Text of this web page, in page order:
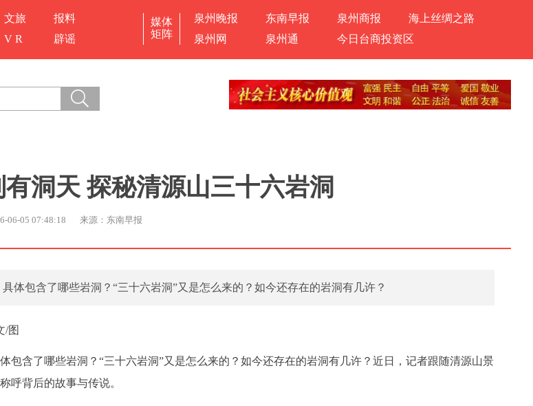
文旅
报料
V R 辟谣
媒体
矩阵
泉州晚报 东南早报 泉州商报
海上丝绸之路
泉州网
泉州通 今日台商投资区
洞天 探秘清源山三十六岩洞
06-05 07:48:18 来源：东南早报
体包含了哪些岩洞？“三十六岩洞”又是怎么来的？如今还存在的岩洞有几许？
/图
包含了哪些岩洞？“三十六岩洞”又是怎么来的？如今还存在的岩洞有几许？近日，记者跟随清源山景
呼背后的故事与传说。